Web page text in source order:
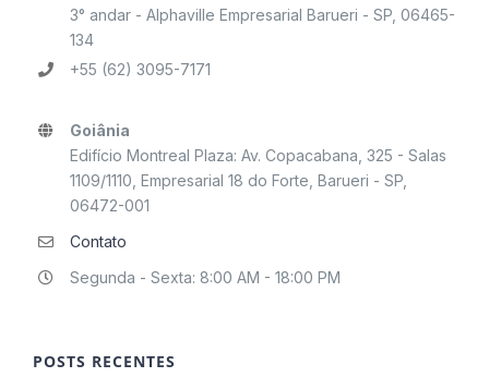
3° andar - Alphaville Empresarial Barueri - SP, 06465-
134
+55 (62) 3095-7171
Goiânia
Edifício Montreal Plaza: Av. Copacabana, 325 - Salas
1109/1110, Empresarial 18 do Forte, Barueri - SP,
06472-001
Contato
Segunda - Sexta: 8:00 AM - 18:00 PM
POSTS RECENTES